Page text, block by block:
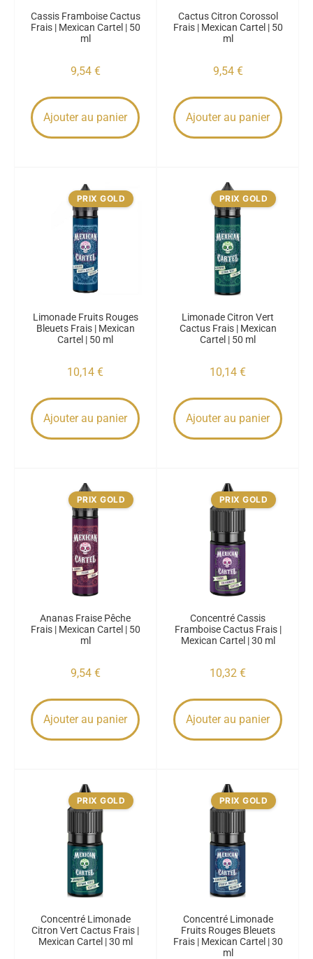
Cassis Framboise Cactus
Frais | Mexican Cartel | 50
ml
9,54 €
Ajouter au panier
Cactus Citron Corossol
Frais | Mexican Cartel | 50
ml
9,54 €
Ajouter au panier
PRIX GOLD
Limonade Fruits Rouges
Bleuets Frais | Mexican
Cartel | 50 ml
10,14 €
Ajouter au panier
PRIX GOLD
Limonade Citron Vert
Cactus Frais | Mexican
Cartel | 50 ml
10,14 €
Ajouter au panier
PRIX GOLD
Ananas Fraise Pêche
Frais | Mexican Cartel | 50
ml
9,54 €
Ajouter au panier
PRIX GOLD
Concentré Cassis
Framboise Cactus Frais |
Mexican Cartel | 30 ml
10,32 €
Ajouter au panier
PRIX GOLD
Concentré Limonade
Citron Vert Cactus Frais |
Mexican Cartel | 30 ml
PRIX GOLD
Concentré Limonade
Fruits Rouges Bleuets
Frais | Mexican Cartel | 30
ml